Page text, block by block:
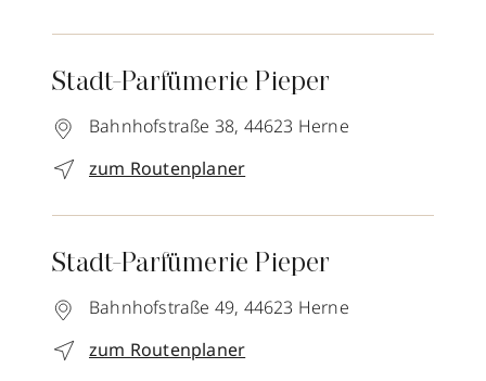
Stadt-Parfümerie Pieper
Bahnhofstraße 38, 44623 Herne
zum Routenplaner
Stadt-Parfümerie Pieper
Bahnhofstraße 49, 44623 Herne
zum Routenplaner